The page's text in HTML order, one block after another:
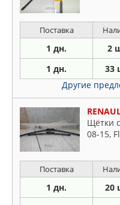
Поставка
1 дн. 2
1 дн. 33
Другие
Щётки
08-15,
Поставка
1 дн. 20